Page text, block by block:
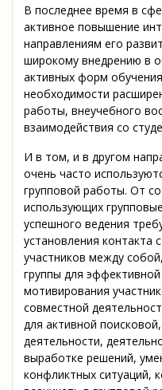
В последнее время в
активное повышение
направлениям его
широкому внедрению в
активных форм
необходимости
работы, внеучебного
взаимодействия со
И в том, и в другом
очень часто
групповой работы. От
использующих
успешного ведения
установления контакта
участников между
группы для
мотивирования
совместной
для активной
деятельности,
выработке решений,
конфликтных ситуаций,